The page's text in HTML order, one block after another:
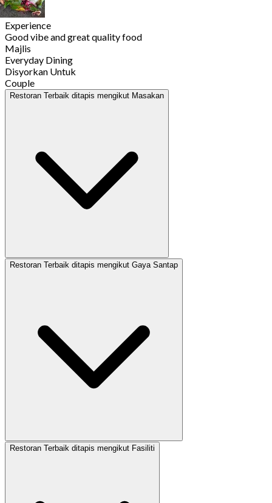
Experience
Good vibe and great quality food
Majlis
Everyday Dining
Disyorkan Untuk
Couple
Restoran Terbaik ditapis mengikut Masakan
Restoran Terbaik ditapis mengikut Gaya Santap
Restoran Terbaik ditapis mengikut Fasiliti